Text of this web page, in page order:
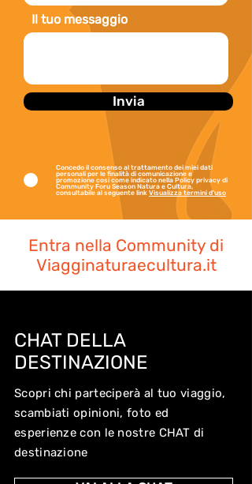
Competenze: enogastronomia,
Iscritta nel Registro Italiano Guide
Ambientali Escursionistiche n°
Anni di esperienza: 12
Il tuo messaggio
Invia
Concedo il consenso al trattamento dei miei dati
personali per le finalità di comunicazione e
promozione cosi come indicato nella Policy privacy di
Community Foru Season Natura e Cultura,
consultabile al seguente link Visualizza termini d'uso
Entra nella Community di
Viagginaturaecultura.it
CHAT DELLA
DESTINAZIONE
Scopri chi parteciperà al tuo viaggio,
scambiati opinioni, foto ed
esperienze con le nostre CHAT di
destinazione